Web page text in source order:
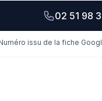
02 51 98
issu de la fiche